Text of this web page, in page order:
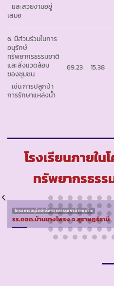
และสวยงามอยู่
เสมอ
6. มีส่วนร่วมในการ
อนุรักษ์
ทรัพยากรธรรมชาติ
และสิ่งแวดล้อม
ของชุมชน
เช่น การปลูกป่า
การรักษาแหล่งน้ำ
69.23 15.38
โรงเรียนภายใ
ทรัพยากรธรร
โครงการอนุรักษ์ทรัพยากรธรรมชาติ ระยะที่ ๔
รร.ตชด.บ้านยางโพรง จ.สุราษฏร์ธานี